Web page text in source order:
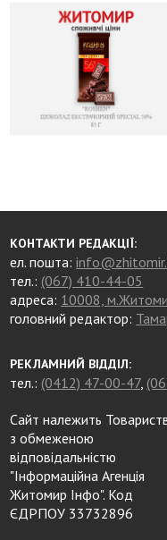
КОНТАКТИ РЕДАКЦІЇ:
ел. пошта:
тел.: (067) 410-44-05
адреса: 10008,
головний редактор:
РЕКЛАМНИЙ ВІДДІЛ:
тел.: (0412) 47-00-47,
Сайт належить
з обмеженою
відповідальністю
"Інформаційна Агенція
Житомир Інфо". Код
ЄДРПОУ 33732896